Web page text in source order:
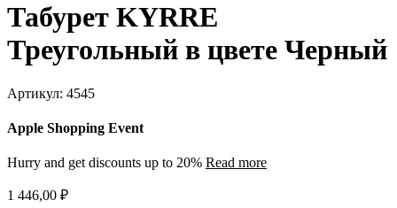
Табурет KYRRE
Треугольный в цвете Черный
Артикул: 4545
Apple Shopping Event
Hurry and get discounts up to 20% Read more
1 446,00 ₽